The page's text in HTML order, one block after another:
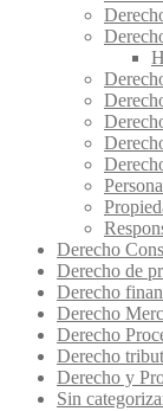
Derecho
Derecho de
Derecho
Derecho
Derecho
Derecho
Derecho y
Sin